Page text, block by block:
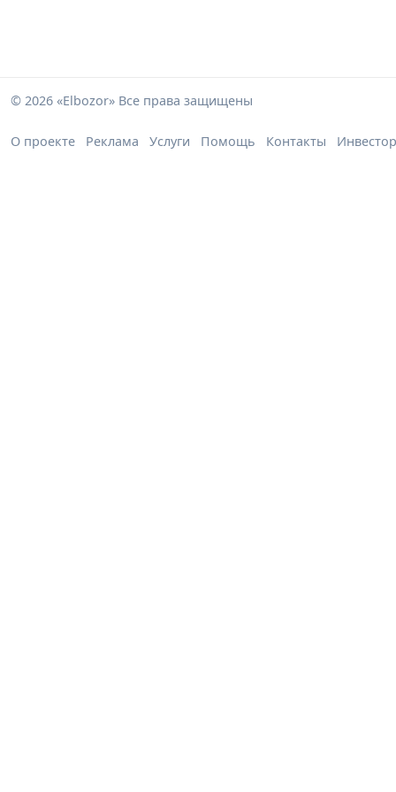
© 2026 «Elbozor» Все права защищены
О проекте Реклама Услуги Помощь Контакты